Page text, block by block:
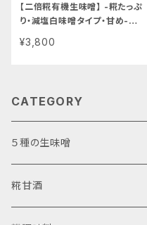
【二倍糀有機生味噌】 -糀たっぷ
り・減塩白味噌タイプ・甘め-
噌 発酵食品 有機 調味料
¥3,800
CATEGORY
５種の生味噌
お試しアソート
糀甘酒